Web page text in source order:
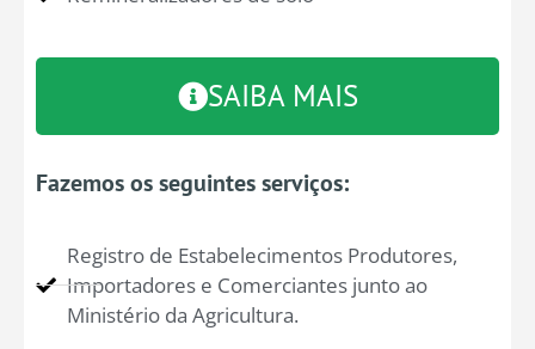
SAIBA MAIS
Fazemos os seguintes serviços:
Registro de Estabelecimentos Produtores,
Importadores e Comerciantes junto ao
Ministério da Agricultura.